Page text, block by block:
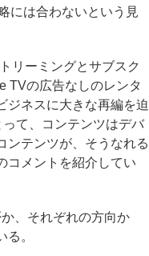
には合わないという見
リーミングとサブスク
TVの広告なしのレンタ
ジネスに大きな再編を迫
て、コンテンツはデバ
ンテンツが、そうなれる
コメントを紹介してい
、それぞれの方向か
。